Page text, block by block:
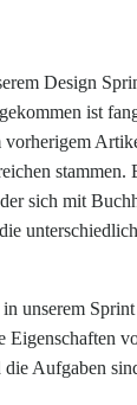
Design
ist
sich mit
unserem
Aufgaben